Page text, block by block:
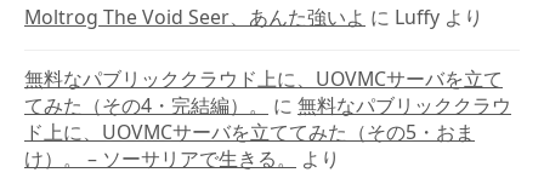
Moltrog The Void Seer、あんた強いよ に Luffy より
無料なパブリッククラウド上に、UOVMCサーバを立て
てみた（その4・完結編）。
に 無料なパブリッククラウ
ド上に、UOVMCサーバを立ててみた（その5・おま
け）。 – ソーサリアで生きる。
より